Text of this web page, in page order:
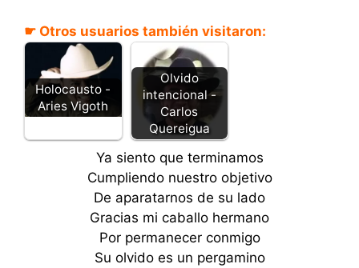
☛ Otros usuarios también visitaron:
Holocausto -
Aries Vigoth
Olvido
intencional -
Carlos
Quereigua
Ya siento que terminamos
Cumpliendo nuestro objetivo
De aparatarnos de su lado
Gracias mi caballo hermano
Por permanecer conmigo
Su olvido es un pergamino